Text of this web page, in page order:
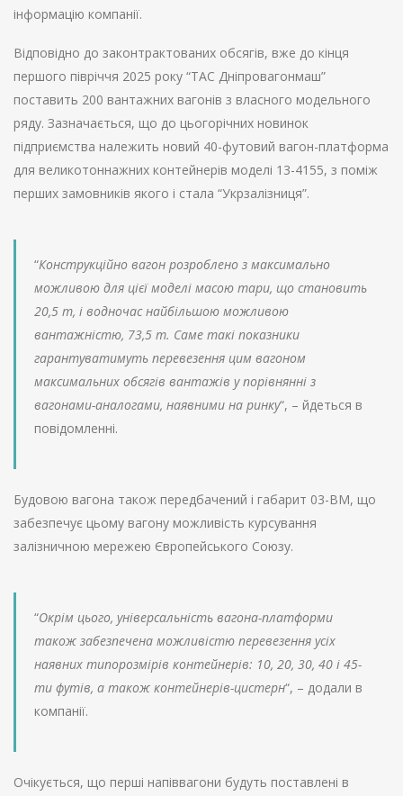
інформацію компанії.
Відповідно до законтрактованих обсягів, вже до кінця
першого півріччя 2025 року “ТАС Дніпровагонмаш”
поставить 200 вантажних вагонів з власного модельного
ряду. Зазначається, що до цьогорічних новинок
підприємства належить новий 40-футовий вагон-платформа
для великотоннажних контейнерів моделі 13-4155, з поміж
перших замовників якого і стала “Укрзалізниця”.
“Конструкційно вагон розроблено з максимально
можливою для цієї моделі масою тари, що становить
20,5 т, і водночас найбільшою можливою
вантажністю, 73,5 т. Саме такі показники
гарантуватимуть перевезення цим вагоном
максимальних обсягів вантажів у порівнянні з
вагонами-аналогами, наявними на ринку“, – йдеться в
повідомленні.
Будовою вагона також передбачений і габарит 03-ВМ, що
забезпечує цьому вагону можливість курсування
залізничною мережею Європейського Союзу.
“Окрім цього, універсальність вагона-платформи
також забезпечена можливістю перевезення усіх
наявних типорозмірів контейнерів: 10, 20, 30, 40 і 45-
ти футів, а також контейнерів-цистерн“, – додали в
компанії.
Очікується, що перші напіввагони будуть поставлені в